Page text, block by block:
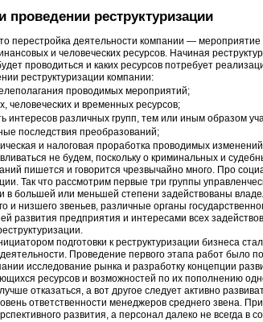
реструктуризации
перестройка деятельности компании —
и человеческих ресурсов. Начиная
проводиться и каких ресурсов потребует
реструктуризации компании:
проводимых мероприятий;
человеческих и временных ресурсов;
интересов различных групп, тем или иным образом
последствия преобразований;
и налоговая проработка проводимых
не будем, поскольку о криминальных и
пишется и говорится чрезвычайно много. Про
Так что рассмотрим первые три группы
в большей или меньшей степени задействованы
и низшего звеньев, различные органы
развития предприятия и интересами всех
подготовки к реструктуризации бизнеса
Проведение первого этапа работ было
исследование рынка и разработку концепции
ресурсов и возможностей по их пополнению
отказаться, а вот другое следует активно
ответственности менеджеров среднего звена.
развития, а персонал далеко не всегда в